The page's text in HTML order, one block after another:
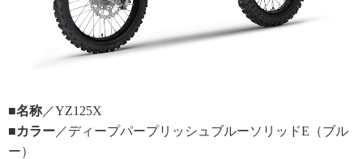
■名称 ／YZ125X
■カラー ／ディープパープリッシュブルーソリッドE（ブル
ー）